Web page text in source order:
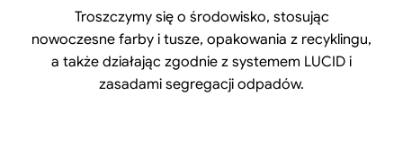
Troszczymy się o środowisko, stosując
nowoczesne farby i tusze, opakowania z recyklingu,
a także działając zgodnie z systemem LUCID i
zasadami segregacji odpadów.